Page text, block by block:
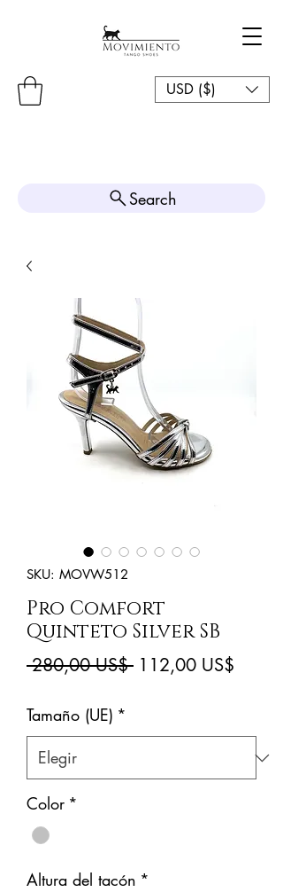
USD ($)
Search
SKU: MOVW512
Pro Comfort
Quinteto Silver SB
280,00 US$ Precio
112,00 US$
Tamaño (UE) *
Color *
Altura del tacón *